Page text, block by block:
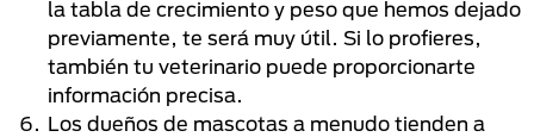
la tabla de crecimiento y peso que hemos dejado
previamente, te será muy útil. Si lo profieres,
también tu veterinario puede proporcionarte
información precisa.
Los dueños de mascotas a menudo tienden a